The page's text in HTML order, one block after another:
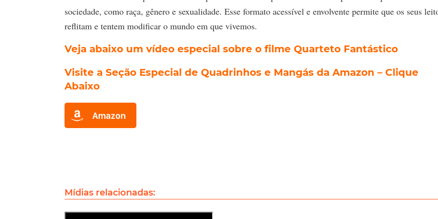
sociedade, como raça, gênero e sexualidade. Esse formato acessível e envolvente permite que os seus
reflitam e tentem modificar o mundo em que vivemos.
Veja abaixo um vídeo especial sobre o filme Quarteto Fantástico
Visite a Seção Especial de Quadrinhos e Mangás da Amazon – Clique
Abaixo
Mídias relacionadas: